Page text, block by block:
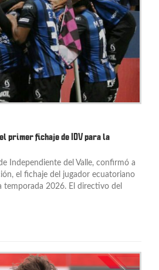
primer fichaje de IDV para la
Independiente del Valle, confirmó a
el fichaje del jugador ecuatoriano
temporada 2026. El directivo del